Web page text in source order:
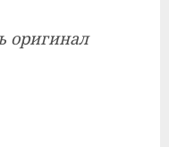
оригинал